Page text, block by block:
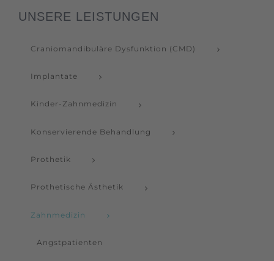
UNSERE LEISTUNGEN
Craniomandibuläre Dysfunktion (CMD)
Implantate
Kinder-Zahnmedizin
Konservierende Behandlung
Prothetik
Prothetische Ästhetik
Zahnmedizin
Angstpatienten